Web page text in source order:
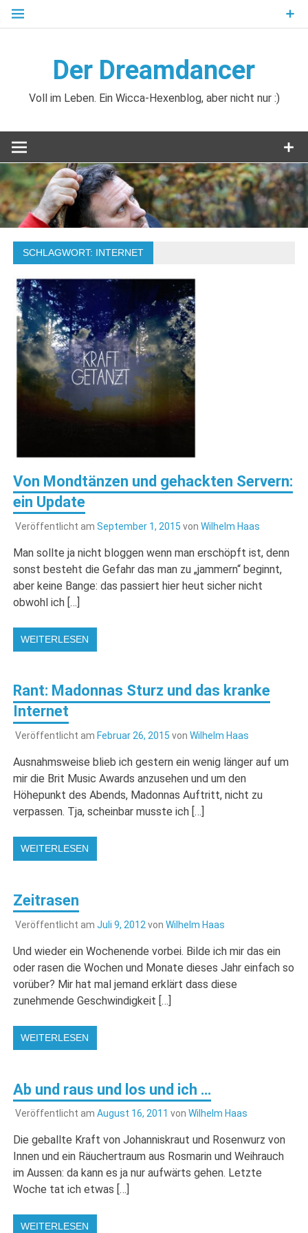
Zum
Der Dreamdancer
Voll im Leben. Ein Wicca-Hexenblog, aber nicht nur :)
SCHLAGWORT: INTERNET
Von Mondtänzen und gehackten Servern:
ein Update
Veröffentlicht am September 1, 2015 von Wilhelm Haas
Man sollte ja nicht bloggen wenn man erschöpft ist, denn
sonst besteht die Gefahr das man zu „jammern“ beginnt,
aber keine Bange: das passiert hier heut sicher nicht
obwohl ich […]
WEITERLESEN
Rant: Madonnas Sturz und das kranke
Internet
Veröffentlicht am Februar 26, 2015 von Wilhelm Haas
Ausnahmsweise blieb ich gestern ein wenig länger auf um
mir die Brit Music Awards anzusehen und um den
Höhepunkt des Abends, Madonnas Auftritt, nicht zu
verpassen. Tja, scheinbar musste ich […]
WEITERLESEN
Zeitrasen
Veröffentlicht am Juli 9, 2012 von Wilhelm Haas
Und wieder ein Wochenende vorbei. Bilde ich mir das ein
oder rasen die Wochen und Monate dieses Jahr einfach so
vorüber? Mir hat mal jemand erklärt dass diese
zunehmende Geschwindigkeit […]
WEITERLESEN
Ab und raus und los und ich …
Veröffentlicht am August 16, 2011 von Wilhelm Haas
Die geballte Kraft von Johanniskraut und Rosenwurz von
Innen und ein Räuchertraum aus Rosmarin und Weihrauch
im Aussen: da kann es ja nur aufwärts gehen. Letzte
Woche tat ich etwas […]
WEITERLESEN